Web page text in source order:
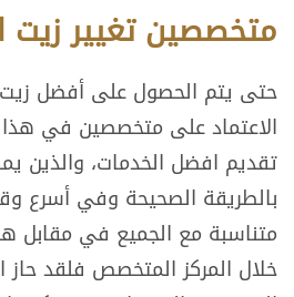
متخصصين تغيير زيت
حتى يتم الحصول على أفضل زيت
الاعتماد على متخصصين في
تقديم افضل الخدمات، والذين
بالطريقة الصحيحة وفي أسرع
متناسبة مع الجميع في مقابل
خلال المركز المتخصص فلقد